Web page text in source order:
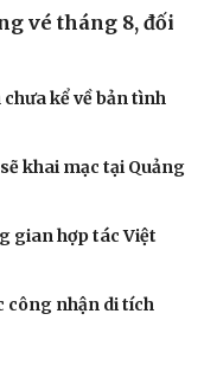
vé tháng 8, đối
kể về bản tình
khai mạc tại Quảng
gian hợp tác Việt
công nhận di tích